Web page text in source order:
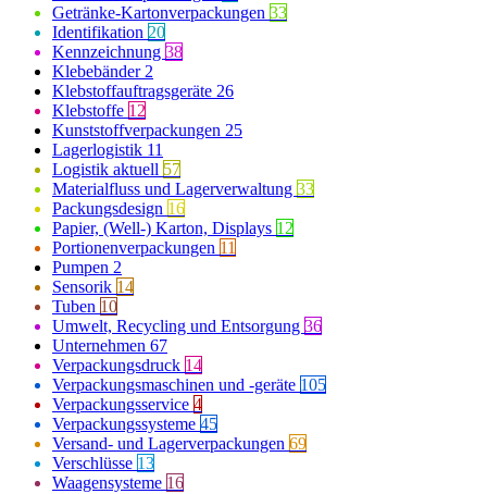
Getränke-Kartonverpackungen 33
Identifikation 20
Kennzeichnung 38
Klebebänder 2
Klebstoffauftragsgeräte 26
Klebstoffe 12
Kunststoffverpackungen 25
Lagerlogistik 11
Logistik aktuell 57
Materialfluss und Lagerverwaltung 33
Packungsdesign 16
Papier, (Well-) Karton, Displays 12
Portionenverpackungen 11
Pumpen 2
Sensorik 14
Tuben 10
Umwelt, Recycling und Entsorgung 36
Unternehmen 67
Verpackungsdruck 14
Verpackungsmaschinen und -geräte 105
Verpackungsservice 4
Verpackungssysteme 45
Versand- und Lagerverpackungen 69
Verschlüsse 13
Waagensysteme 16